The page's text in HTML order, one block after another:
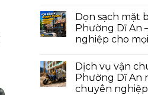
Dọn sạch mặt
Phường Dĩ An
nghiệp cho
Dịch vụ vận
Phường Dĩ An
chuyên